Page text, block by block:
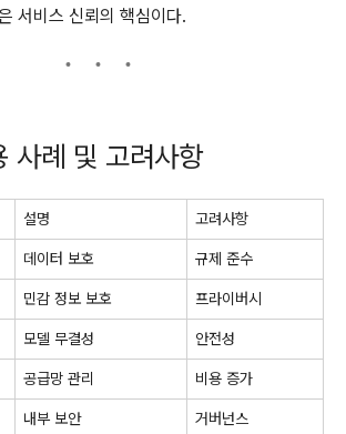
서비스 신뢰의 핵심이다.
사례 및 고려사항
설명 고려사항
데이터 보호 규제 준수
민감 정보 보호 프라이버시
모델 무결성 안전성
공급망 관리 비용 증가
내부 보안 거버넌스